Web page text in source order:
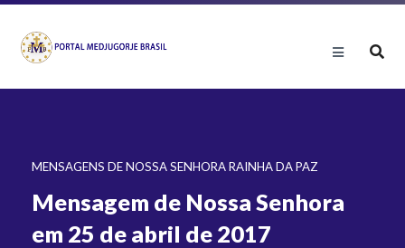
MENSAGENS DE NOSSA SENHORA RAINHA DA PAZ
Mensagem de Nossa Senhora
em 25 de abril de 2017